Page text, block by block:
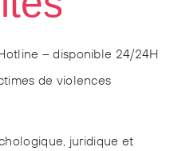
– disponible 24/24H
de violences
juridique et